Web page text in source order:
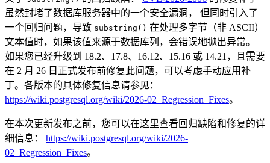
虽然封堵了数据库服务器中的一个安全漏洞， 但同时引入了
一个回归问题，导致 substring() 在处理多字节（非 ASCII）
文本值时，如果该值来源于数据库列，会错误地抛出异常。
如果您已经升级到 18.2、17.8、16.12、15.16 或 14.21，且需要
在 2 月 26 日正式发布前修复此问题，可以考虑手动应用补
丁。各版本的具体修复信息请参见：
https://wiki.postgresql.org/wiki/2026-02_Regression_Fixes。
在本次更新发布之前，您可以在这里查看回归缺陷和修复的详
细信息： https://wiki.postgresql.org/wiki/2026-
02_Regression_Fixes。